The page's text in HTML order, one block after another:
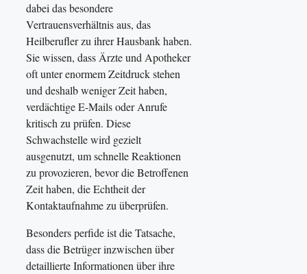
dabei das besondere
Vertrauensverhältnis aus, das
Heilberufler zu ihrer Hausbank haben.
Sie wissen, dass Ärzte und Apotheker
oft unter enormem Zeitdruck stehen
und deshalb weniger Zeit haben,
verdächtige E-Mails oder Anrufe
kritisch zu prüfen. Diese
Schwachstelle wird gezielt
ausgenutzt, um schnelle Reaktionen
zu provozieren, bevor die Betroffenen
Zeit haben, die Echtheit der
Kontaktaufnahme zu überprüfen.
Besonders perfide ist die Tatsache,
dass die Betrüger inzwischen über
detaillierte Informationen über ihre